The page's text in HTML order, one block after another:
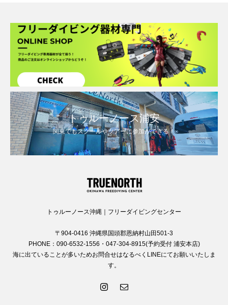
トゥルーノース浦安
関東でもスクールやツアーに参加ができる！
トゥルーノース沖縄｜フリーダイビングセンター
〒904-0416 沖縄県国頭郡恩納村山田501-3
PHONE：090-6532-1556・047-304-8915(予約受付 浦安本店)
海に出ていることが多いためお問合せはなるべくLINEにてお願いいたしま
す。